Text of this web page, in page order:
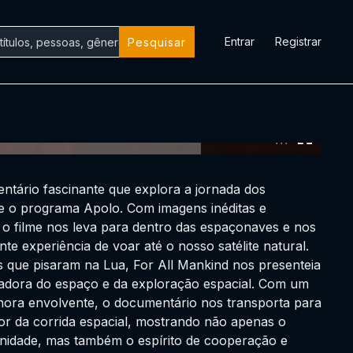
Pesquisar Entrar Registrar
fascinante que explora a jornada dos
programa Apolo. Com imagens inéditas e
filme nos leva para dentro das espaçonaves e nos
experiência de voar até o nosso satélite natural.
pisaram na Lua, For All Mankind nos presenteia
do espaço e da exploração espacial. Com um
envolvente, o documentário nos transporta para
da corrida espacial, mostrando não apenas o
mas também o espírito de cooperação e